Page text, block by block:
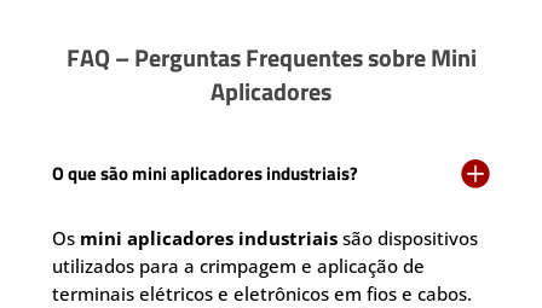
FAQ – Perguntas Frequentes sobre Mini
Aplicadores
O que são mini aplicadores industriais? 
Os mini aplicadores industriais são dispositivos
utilizados para a crimpagem e aplicação de
terminais elétricos e eletrônicos em fios e cabos.